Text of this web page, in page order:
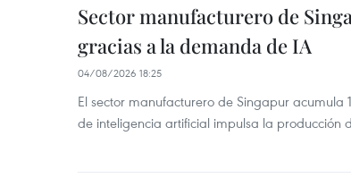
Sector manufacturero de
gracias a la demanda de IA
04/08/2026 18:25
El sector manufacturero de Singapur acumula
de inteligencia artificial impulsa la producción